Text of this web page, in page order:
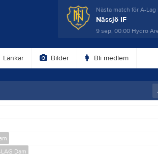
Nästa match för A-Lag
Nässjö IF
9 sep, 00:00 Hydro
Länkar Bilder Bli medlem
LAG Dam